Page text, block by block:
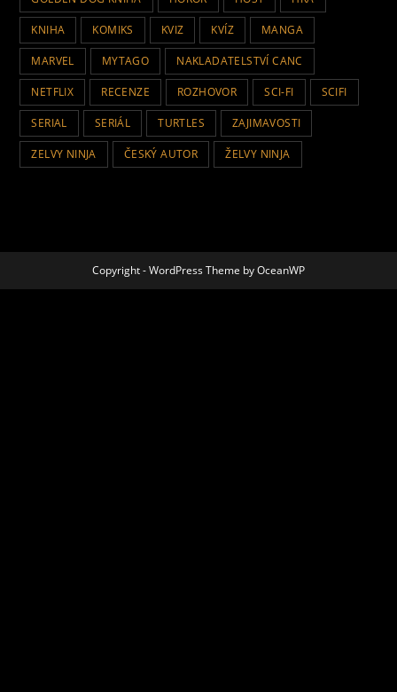
KNIHA KOMIKS KVIZ KVÍZ MANGA
MARVEL MYTAGO NAKLADATELSTVÍ CANC
NETFLIX RECENZE ROZHOVOR SCI-FI SCIFI
SERIAL SERIÁL TURTLES ZAJIMAVOSTI
ZELVY NINJA ČESKÝ AUTOR ŽELVY NINJA
Copyright - WordPress Theme by OceanWP